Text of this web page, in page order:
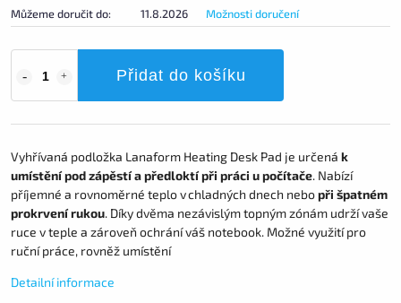
Můžeme doručit do: 11.8.2026 Možnosti doručení
Přidat do košíku
Vyhřívaná podložka Lanaform Heating Desk Pad je určená k
umístění pod zápěstí a předloktí při práci u počítače. Nabízí
příjemné a rovnoměrné teplo v chladných dnech nebopři špatném
prokrvení rukou. Díky dvěma nezávislým topným zónám udrží vaše
ruce v teple a zároveň ochrání váš notebook. Možné využití pro
ruční práce, rovněž umístění
Detailní informace